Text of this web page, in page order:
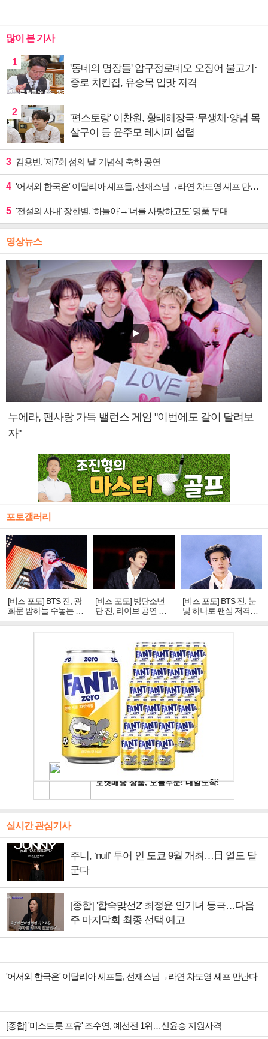
많이 본 기사
1
'동네의 명장들' 압구정로데오 오징어 불고기·
종로 치킨집, 유승목 입맛 저격
2
'편스토랑' 이찬원, 황태해장국·무생채·양념 목
살구이 등 윤주모 레시피 섭렵
3 김용빈, '제7회 섬의 날' 기념식 축하 공연
4 '어서와 한국은' 이탈리아 셰프들, 선재스님→라연 차도영 셰프 만난다
5 '전설의 사내' 장한별, '하늘아'→'너를 사랑하고도' 명품 무대
영상뉴스
누에라, 팬사랑 가득 밸런스 게임 "이번에도 같이 달려보
자"
포토갤러리
[비즈 포토] BTS 진, 광
화문 밤하늘 수놓는 '비
주얼 킹'의 열창
[비즈 포토] 방탄소년
단 진, 라이브 공연 중
빛나는 독보적 아우라
[비즈 포토] BTS 진, 눈
빛 하나로 팬심 저격…
독보적 카리스마
실시간 관심기사
주니, ‘null’ 투어 인 도쿄 9월 개최…日 열도 달
군다
[종합] '합숙맞선2' 최정윤 인기녀 등극…다음
주 마지막회 최종 선택 예고
'어서와 한국은' 이탈리아 셰프들, 선재스님→라연 차도영 셰프 만난다
[종합] '미스트롯 포유' 조수연, 예선전 1위…신윤승 지원사격